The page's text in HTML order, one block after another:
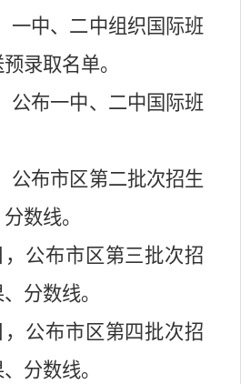
一中、二中组织国际班
录取名单。
公布一中、二中国际班
公布市区第二批次招生
数线。
，公布市区第三批次招
分数线。
，公布市区第四批次招
分数线。